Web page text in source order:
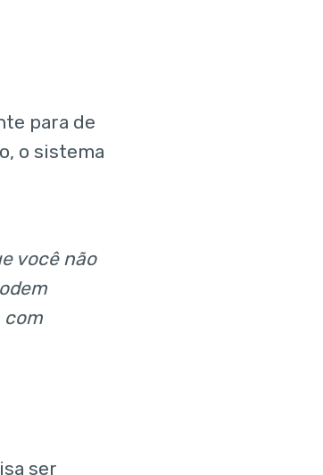
para de
o sistema
você não
com
ser